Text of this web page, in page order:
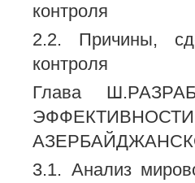
контроля
2.2. Причины,
контроля
Глава
3.1. Анализ